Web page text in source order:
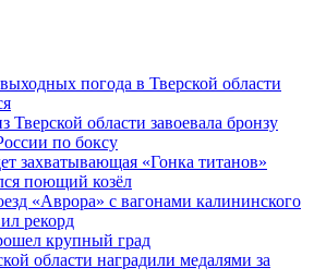
погода в Тверской области
Тверской области завоевала бронзу
по боксу
захватывающая «Гонка титанов»
поющий козёл
«Аврора» с вагонами калининского
рекорд
крупный град
области наградили медалями за